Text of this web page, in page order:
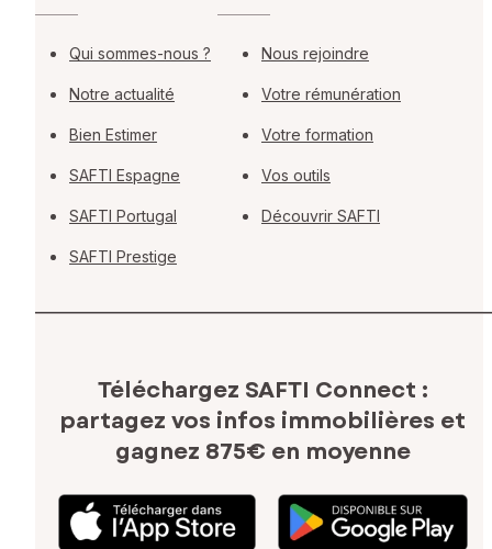
Qui sommes-nous ?
Notre actualité
Bien Estimer
SAFTI Espagne
SAFTI Portugal
SAFTI Prestige
Nous rejoindre
Votre rémunération
Votre formation
Vos outils
Découvrir SAFTI
Téléchargez SAFTI Connect :
partagez vos infos immobilières et
gagnez 875€ en moyenne